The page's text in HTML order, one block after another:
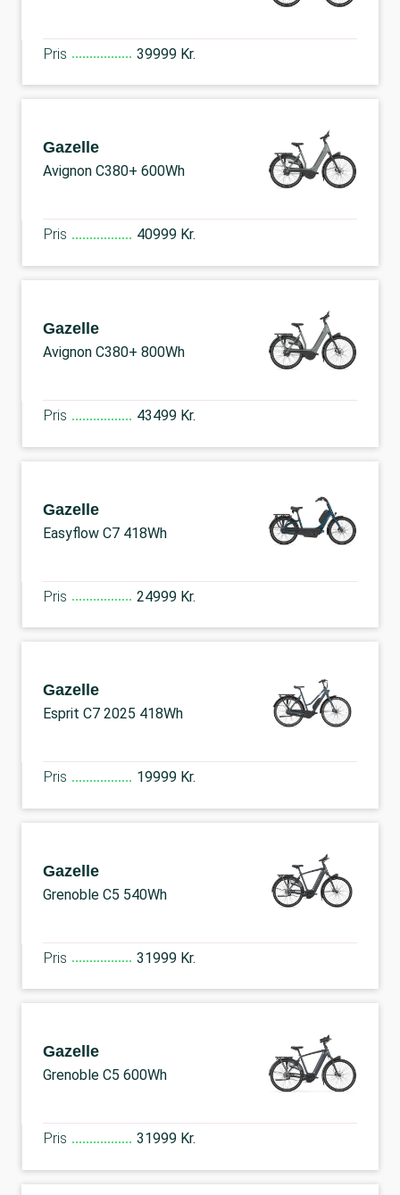
Pris 39999 Kr.
Gazelle
Avignon C380+ 600Wh
Pris 40999 Kr.
Gazelle
Avignon C380+ 800Wh
Pris 43499 Kr.
Gazelle
Easyflow C7 418Wh
Pris 24999 Kr.
Gazelle
Esprit C7 2025 418Wh
Pris 19999 Kr.
Gazelle
Grenoble C5 540Wh
Pris 31999 Kr.
Gazelle
Grenoble C5 600Wh
Pris 31999 Kr.